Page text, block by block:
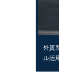
外資
ル活